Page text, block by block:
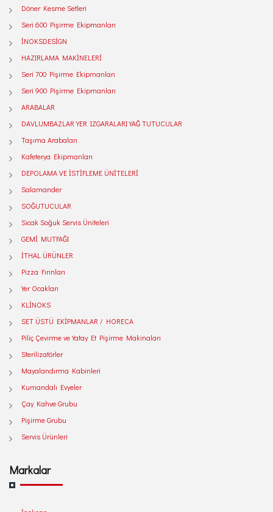
Döner Kesme Setleri
Seri 600 Pişirme Ekipmanları
İNOKSDESİGN
HAZIRLAMA MAKİNELERİ
Seri 700 Pişirme Ekipmanları
Seri 900 Pişirme Ekipmanları
ARABALAR
DAVLUMBAZLAR YER IZGARALARI YAĞ TUTUCULAR
Taşıma Arabaları
Kafeterya Ekipmanları
DEPOLAMA VE İSTİFLEME ÜNİTELERİ
Salamander
SOĞUTUCULAR
Sıcak Soğuk Servis Üniteleri
GEMİ MUTFAĞI
İTHAL ÜRÜNLER
Pizza Fırınları
Yer Ocakları
KLİNOKS
SET ÜSTÜ EKİPMANLAR / HORECA
Piliç Çevirme ve Yatay Et Pişirme Makinaları
Sterilizatörler
Mayalandırma Kabinleri
Kumandalı Evyeler
Çay Kahve Grubu
Pişirme Grubu
Servis Ürünleri
Markalar